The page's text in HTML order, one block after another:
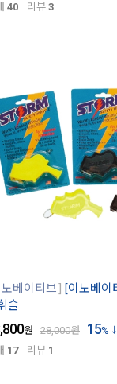
40 리뷰 3
베이티브
[이노베이
슬
원 28,000원 15%
17 리뷰 1